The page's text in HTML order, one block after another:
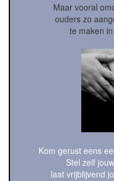
Maar vooral
ouders zo
te maken
Kom gerust eens
Stel zelf
laat vrijblijvend